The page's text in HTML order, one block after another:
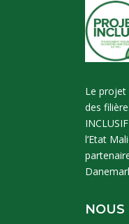
Le projet
des
l’Etat
NOUS